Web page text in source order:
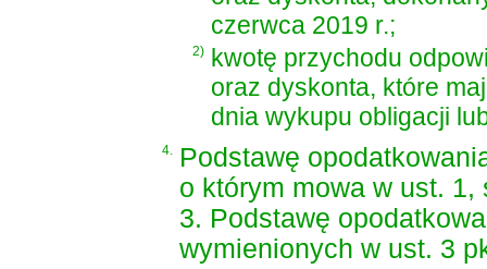
czerwca 2019 r.;
2)
kwotę przychodu
oraz dyskonta, które
dnia wykupu obligacji
4. Podstawę
o którym mowa w ust.
3. Podstawę
wymienionych w ust. 3